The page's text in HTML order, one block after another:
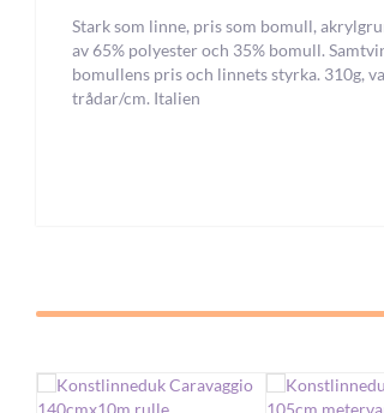
Stark som linne, pris som bomull,
av 65% polyester och 35% bomull.
bomullens pris och linnets styrka. 310g,
trådar/cm. Italien